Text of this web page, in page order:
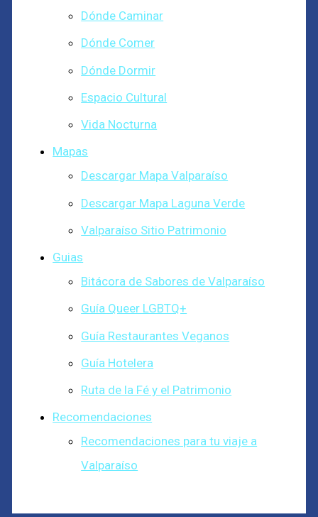
Dónde Caminar
Dónde Comer
Dónde Dormir
Espacio Cultural
Vida Nocturna
Mapas
Descargar Mapa Valparaíso
Descargar Mapa Laguna Verde
Valparaíso Sitio Patrimonio
Guias
Bitácora de Sabores de Valparaíso
Guía Queer LGBTQ+
Guía Restaurantes Veganos
Guía Hotelera
Ruta de la Fé y el Patrimonio
Recomendaciones
Recomendaciones para tu viaje a
Valparaíso